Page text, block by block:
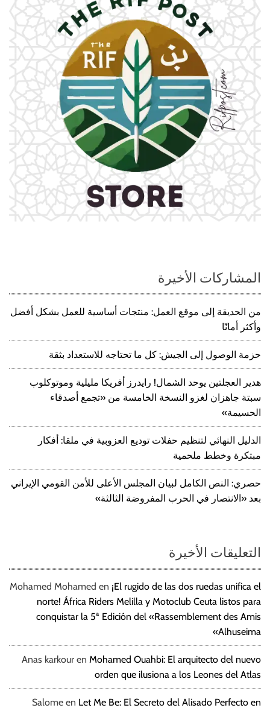
المشاركات الأخيرة
من الحديقة إلى موقع العمل: منتجات أساسية للعمل بشكل أفضل
وأكثر أمانًا
حزمة الوصول إلى الجيش: كل ما تحتاجه للاستعداد بثقة
هدير العجلتين يوحد الشمال! رايدرز أفريكا مليلية وموتوكلوب
سبتة جاهزان لغزو النسخة الخامسة من «تجمع أصدقاء
الحسيمة»
الدليل النهائي لتنظيم حفلات توديع العزوبية في ملقا: أفكار
مبتكرة وخطط ملحمية
حصري: النص الكامل لبيان المجلس الأعلى للأمن القومي الإيراني
بعد «الانتصار في الحرب المفروضة الثالثة»
التعليقات الأخيرة
Mohamed Mohamed en ¡El rugido de las dos ruedas unifica el
norte! África Riders Melilla y Motoclub Ceuta listos para
conquistar la 5ª Edición del «Rassemblement des Amis
Alhuseima»
Anas karkour en Mohamed Ouahbi: El arquitecto del nuevo
orden que ilusiona a los Leones del Atlas
Salome en Let Me Be: El Secreto del Alisado Perfecto en